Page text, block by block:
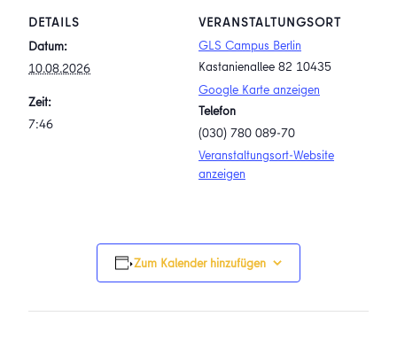
DETAILS
Datum:
10.08.2026
Zeit:
7:46
VERANSTALTUNGSORT
GLS Campus Berlin
Kastanienallee 82 10435
Google Karte anzeigen
Telefon
(030) 780 089-70
Veranstaltungsort-Website
anzeigen
Zum Kalender hinzufügen